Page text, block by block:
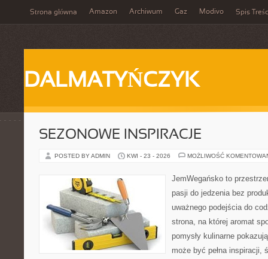
Strona główna Amazon Archiwum Gaz Modivo Spis
DALMATYŃCZYK
SEZONOWE INSPIRACJE
POSTED BY ADMIN KWI - 23 - 2026 MOŻLIWOŚĆ
JemWegańsko to
pasji do jedzenia bez
uważnego podejścia do
strona, na której aromat
pomysły kulinarne
może być pełna inspiracji,